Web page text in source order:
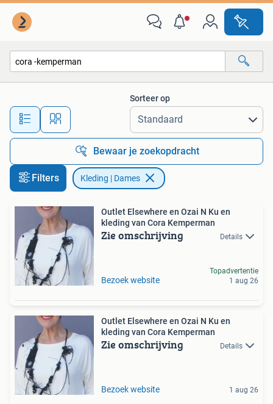
Alle afstanden…
Sorteer op
Bewaar je zoekopdracht
Filters Kleding | Dames
Outlet Elsewhere en Ozai N Ku en
kleding van Cora Kemperman
Zie omschrijving Details
Bezoek website
Topadvertentie
1 aug 26
Outlet Elsewhere en Ozai N Ku en
kleding van Cora Kemperman
Zie omschrijving Details
Bezoek website 1 aug 26